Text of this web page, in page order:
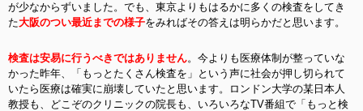
が少なからずいました。でも、東京よりもはるかに多くの検査をしてき
た大阪のつい最近までの様子をみればその答えは明らかだと思います。
検査は安易に行うべきではありません。今よりも医療体制が整っていな
かった昨年、「もっとたくさん検査を」という声に社会が押し切られて
いたら医療は確実に崩壊していたと思います。ロンドン大学の某日本人
教授も、どこぞのクリニックの院長も、いろいろなTV番組で「もっと検